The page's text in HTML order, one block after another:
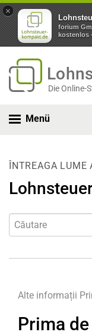
×
forium
kostenlos
Die Online-
Menü
ÎNTREAGA LUME
Alte informații
Prima